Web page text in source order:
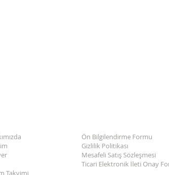
Takvimi
Ön Bilgilendirme Formu
Gizlilik Politikası
Mesafeli Satış Sözleşmesi
Ticari Elektronik İleti Onay